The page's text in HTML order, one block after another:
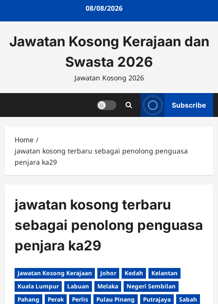
08/08/2026
Jawatan Kosong Kerajaan dan
Swasta 2026
Jawatan Kosong 2026
Subscribe
Home
jawatan kosong terbaru sebagai penolong penguasa
penjara ka29
jawatan kosong terbaru
sebagai penolong penguasa
penjara ka29
Jawatan Kosong Kerajaan Johor Kedah
Kelantan
Kuala Lumpur
Labuan Melaka
Negeri Sembilan
Pahang
Perak Perlis Pulau Pinang Putrajaya
Sabah